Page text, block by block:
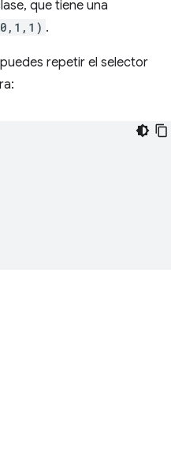
que tiene una
.
repetir el selector